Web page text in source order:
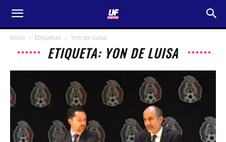
Inicio Etiquetas Yon de Luisa
ETIQUETA: YON DE LUISA